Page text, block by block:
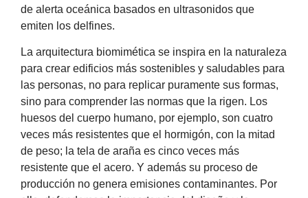
de alerta oceánica basados en ultrasonidos que
emiten los delfines.
La arquitectura biomimética se inspira en la naturaleza
para crear edificios más sostenibles y saludables para
las personas, no para replicar puramente sus formas,
sino para comprender las normas que la rigen. Los
huesos del cuerpo humano, por ejemplo, son cuatro
veces más resistentes que el hormigón, con la mitad
de peso; la tela de araña es cinco veces más
resistente que el acero. Y además su proceso de
producción no genera emisiones contaminantes. Por